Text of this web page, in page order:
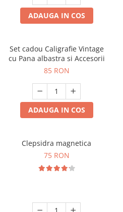
ADAUGA IN COS
Set cadou Caligrafie Vintage
cu Pana albastra si Accesorii
85 RON
ADAUGA IN COS
Clepsidra magnetica
75 RON